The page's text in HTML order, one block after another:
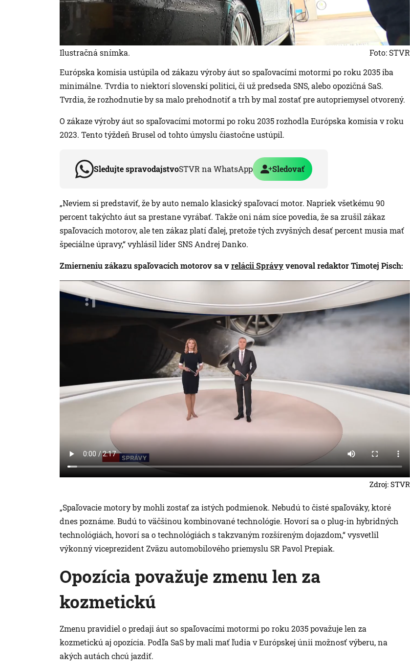
Ilustračná snímka.
Foto: STVR
Európska komisia ustúpila od zákazu výroby áut so spaľovacími motormi po roku 2035 iba
minimálne. Tvrdia to niektorí slovenskí politici, či už predseda SNS, alebo opozičná SaS.
Tvrdia, že rozhodnutie by sa malo prehodnotiť a trh by mal zostať pre autopriemysel otvorený.
O zákaze výroby áut so spaľovacími motormi po roku 2035 rozhodla Európska komisia v roku
2023. Tento týždeň Brusel od tohto úmyslu čiastočne ustúpil.
Sledujte spravodajstvoSTVR na WhatsApp Sledovať
„Neviem si predstaviť, že by auto nemalo klasický spaľovací motor. Napriek všetkému 90
percent takýchto áut sa prestane vyrábať. Takže oni nám síce povedia, že sa zrušil zákaz
spaľovacích motorov, ale ten zákaz platí ďalej, pretože tých zvyšných desať percent musia mať
špeciálne úpravy,“ vyhlásil líder SNS Andrej Danko.
Zmierneniu zákazu spaľovacích motorov sa vrelácii Správyvenoval redaktor Timotej Pisch:
Zdroj: STVR
„Spaľovacie motory by mohli zostať za istých podmienok. Nebudú to čisté spaľováky, ktoré
dnes poznáme. Budú to väčšinou kombinované technológie. Hovorí sa o plug-in hybridných
technológiách, hovorí sa o technológiách s takzvaným rozšíreným dojazdom,“ vysvetlil
výkonný viceprezident Zväzu automobilového priemyslu SR Pavol Prepiak.
Opozícia považuje zmenu len za
kozmetickú
Zmenu pravidiel o predaji áut so spaľovacími motormi po roku 2035 považuje len za
kozmetickú aj opozícia. Podľa SaS by mali mať ľudia v Európskej únii možnosť výberu, na
akých autách chcú jazdiť.